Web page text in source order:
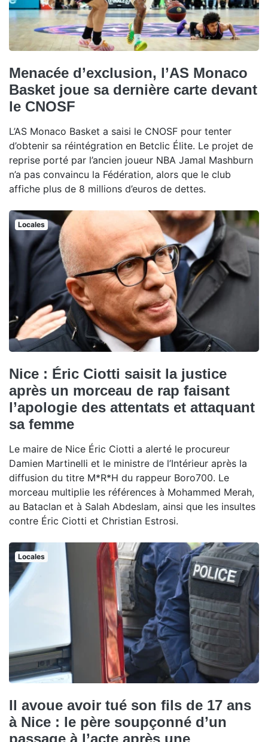
Menacée d’exclusion, l’AS Monaco
Basket joue sa dernière carte devant
le CNOSF
L’AS Monaco Basket a saisi le CNOSF pour tenter
d’obtenir sa réintégration en Betclic Élite. Le projet de
reprise porté par l’ancien joueur NBA Jamal Mashburn
n’a pas convaincu la Fédération, alors que le club
affiche plus de 8 millions d’euros de dettes.
Locales
Nice : Éric Ciotti saisit la justice
après un morceau de rap faisant
l’apologie des attentats et attaquant
sa femme
Le maire de Nice Éric Ciotti a alerté le procureur
Damien Martinelli et le ministre de l’Intérieur après la
diffusion du titre M*R*H du rappeur Boro700. Le
morceau multiplie les références à Mohammed Merah,
au Bataclan et à Salah Abdeslam, ainsi que les insultes
contre Éric Ciotti et Christian Estrosi.
Locales
Il avoue avoir tué son fils de 17 ans
à Nice : le père soupçonné d’un
passage à l’acte après une